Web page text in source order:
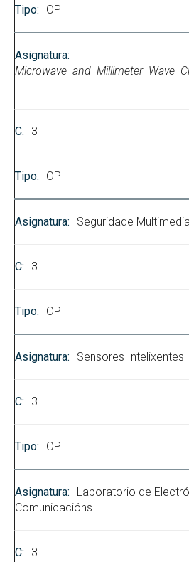
OP
Microwave and Millimeter Wave
3
OP
Seguridade
3
OP
Sensores Intelixentes
3
OP
Laboratorio de
Comunicacións
3